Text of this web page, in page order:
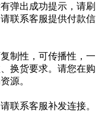
弹出成功提示，请刷
联系客服提供付款信
制性，可传播性，一
换货要求。请您在购
源。
联系客服补发连接。